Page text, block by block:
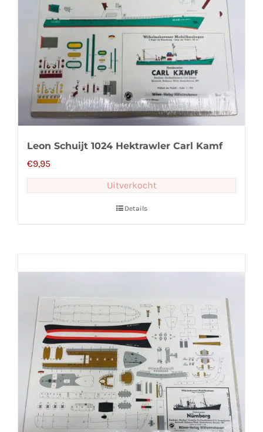
Leon Schuijt 1024 Hektrawler Carl Kamf
€9,95
Uitverkocht
Details